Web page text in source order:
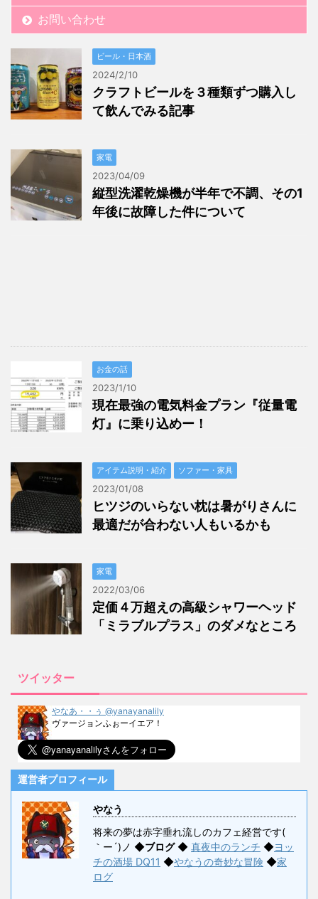
お問い合わせ
ビール・日本酒
2024/2/10
クラフトビールを３種類ずつ購入し
て飲んでみる記事
家電
2023/04/09
縦型洗濯乾燥機が半年で不調、その1
年後に故障した件について
お金の話
2023/1/10
現在最強の電気料金プラン『従量電
灯』に乗り込めー！
アイテム説明・紹介 ソファー・家具
2023/01/08
ヒツジのいらない枕は暑がりさんに
最適だが合わない人もいるかも
家電
2022/03/06
定価４万超えの高級シャワーヘッド
「ミラブルプラス」のダメなところ
ツイッター
やなあ・・ぅ @yanayanalily
ヴァージョンふぉーイエア！
運営者プロフィール
やなう
将来の夢は赤字垂れ流しのカフェ経営です(
｀ー´)ノ ◆ブログ◆ 真夜中のランチ ◆ヨッ
チの酒場 DQ11 ◆やなうの奇妙な冒険 ◆家
ログ